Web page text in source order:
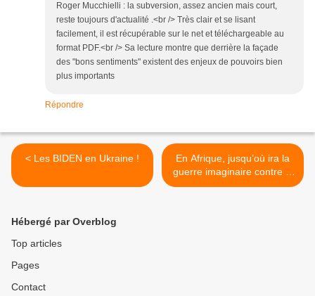
Roger Mucchielli : la subversion, assez ancien mais court,
reste toujours d'actualité .<br /> Très clair et se lisant
facilement, il est récupérable sur le net et téléchargeable au
format PDF.<br /> Sa lecture montre que derrière la façade
des "bons sentiments" existent des enjeux de pouvoirs bien
plus importants
Répondre
< Les BIDEN en Ukraine !
En Afrique, jusqu’où ira la
guerre imaginaire contre la
France ? >
Hébergé par Overblog
Top articles
Pages
Contact